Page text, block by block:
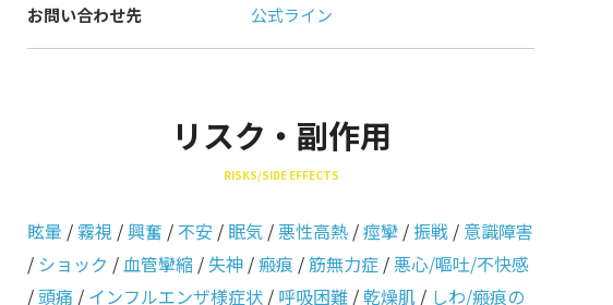
お問い合わせ先 公式ライン
リスク・副作用
RISKS/SIDE EFFECTS
眩暈 /霧視 /興奮 / 不安 / 眠気 /悪性高熱 /痙攣 /振戦 / 意識障害
/ ショック /血管攣縮 /失神 /瘢痕 /筋無力症 /悪心/嘔吐/不快感
/頭痛 / インフルエンザ様症状 / 呼吸困難 /乾燥肌 / しわ/瘢痕の